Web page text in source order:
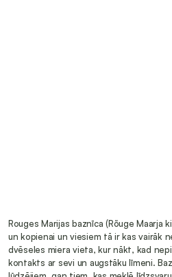
Rouges Marijas baznīca (Rõuge Maarja
un kopienai un viesiem tā ir kas vairāk
dvēseles miera vieta, kur nākt, kad
kontakts ar sevi un augstāku līmeni.